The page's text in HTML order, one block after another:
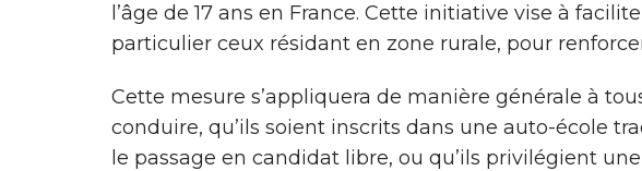
l’âge de 17 ans en France. Cette initiative vise à
particulier ceux résidant en zone rurale, pour
Cette mesure s’appliquera de manière générale à
conduire, qu’ils soient inscrits dans une auto-école
le passage en candidat libre, ou qu’ils privilégient